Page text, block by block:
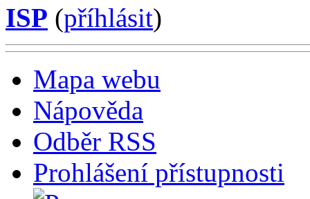
ISP (příhlásit)
Mapa webu
Nápověda
Odběr RSS
Prohlášení přístupnosti